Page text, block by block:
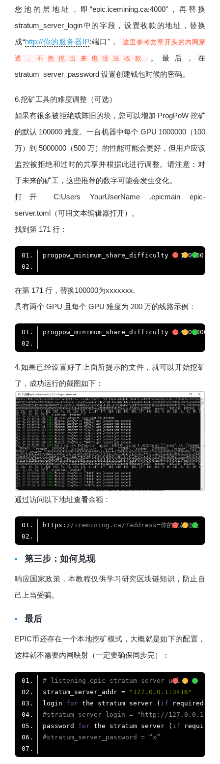
您池的层地址，即“epic.icemining.ca:4000"，再替换
stratum_server_login中的字段，设置收款的地址，替换
成“http://你的服务器IP:端口"， 这里参考文章开头的内网穿
透，不然挖出来也没法收款
。最后，在
stratum_server_password 设置创建钱包时候的密码。
6.挖矿工具的难度调整（可选）
如果有很多被拒绝或陈旧的块，您可以增加 ProgPoW 挖矿
的默认 100000 难度。一台机器中每个 GPU 1000000（100
万）到 5000000（500 万）的性能可能会更好，但用户应该
监控被拒绝和过时的共享并根据此进行调整。请注意：对
于未来的矿工，这些推荐的数字可能会发生变化。
打开 C:Users YourUserName .epicmain epic-
server.toml（可用文本编辑器打开）。
找到第 171 行：
在第 171 行，替换100000为xxxxxxx.
具有两个 GPU 且每个 GPU 难度为 200 万的线路示例：
4.如果已经设置好了上面所提示的文件，就可以开始挖矿
了，成功运行的截图如下：
通过访问以下地址查看余额：
https: //icemining.ca/?address=你的收款地址
第三步：如何兑现
响应国家政策，本教程仅供学习研究区块链知识，防止自
己上当受骗。
最后
EPIC币还存在一个本地挖矿模式，大概就是如下的配置，
这样就不需要内网映射（一定要确保同步完）：
# listening epic stratum server url
stratum_server_addr =
"127.0.0.1:3416"
login for the stratum server ( if
#stratum_server_login = "http://
password for the stratum server ( if
#stratum_server_password = “x”